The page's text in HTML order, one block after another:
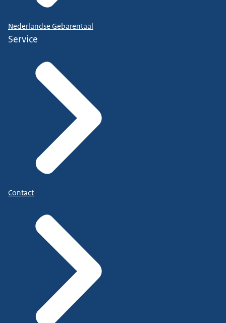
Nederlandse Gebarentaal
Service
Contact